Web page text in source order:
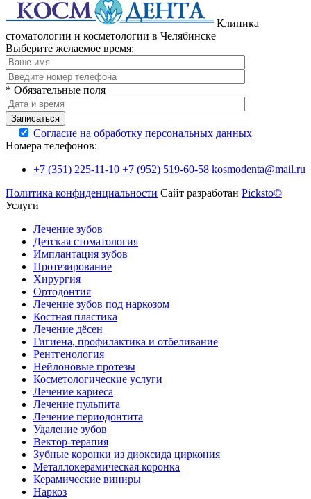
Клиника
стоматологии и косметологии в Челябинске
Выберите желаемое время:
* Обязательные поля
Записаться
Согласие на обработку персональных данных
Номера телефонов:
+7 (351) 225-11-10 +7 (952) 519-60-58 kosmodenta@mail.ru
Политика конфиденциальности Сайт разработан Picksto©
Услуги
Лечение зубов
Детская стоматология
Имплантация зубов
Протезирование
Хирургия
Ортодонтия
Лечение зубов под наркозом
Костная пластика
Лечение дёсен
Гигиена, профилактика и отбеливание
Рентгенология
Нейлоновые протезы
Косметологические услуги
Лечение кариеса
Лечение пульпита
Лечение периодонтита
Удаление зубов
Вектор-терапия
Зубные коронки из диоксида циркония
Металлокерамическая коронка
Керамические виниры
Наркоз